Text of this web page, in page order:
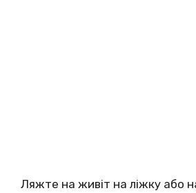
Ляжте на живіт на ліжку або